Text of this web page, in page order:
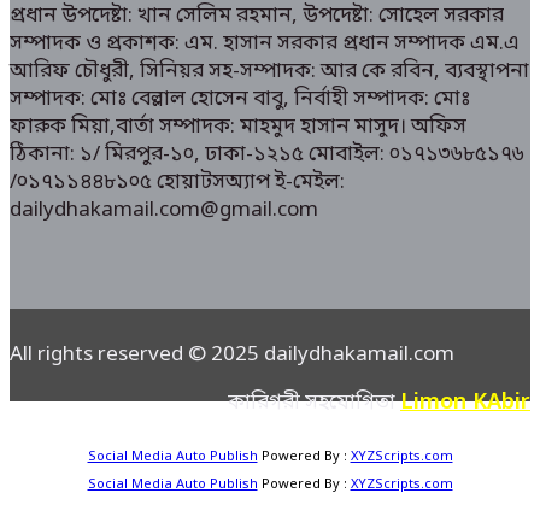
প্রধান উপদেষ্টা: খান সেলিম রহমান, উপদেষ্টা: সোহেল সরকার
সম্পাদক ও প্রকাশক: এম. হাসান সরকার প্রধান সম্পাদক এম.এ
আরিফ চৌধুরী, সিনিয়র সহ-সম্পাদক: আর কে রবিন, ব্যবস্থাপনা
সম্পাদক: মোঃ বেল্লাল হোসেন বাবু, নির্বাহী সম্পাদক: মোঃ
ফারুক মিয়া,বার্তা সম্পাদক: মাহমুদ হাসান মাসুদ। অফিস
ঠিকানা: ১/ মিরপুর-১০, ঢাকা-১২১৫ মোবাইল: ০১৭১৩৬৮৫১৭৬
/০১৭১১৪৪৮১০৫ হোয়াটসঅ্যাপ ই-মেইল:
dailydhakamail.com@gmail.com
All rights reserved © 2025 dailydhakamail.com
কারিগরী সহযোগিতাLimon KAbir
Social Media Auto Publish Powered By : XYZScripts.com
Social Media Auto Publish Powered By : XYZScripts.com